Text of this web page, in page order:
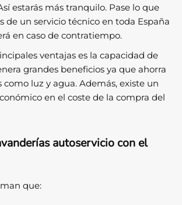
estarás más tranquilo. Pase lo que
de un servicio técnico en toda España
en caso de contratiempo.
ventajas es la capacidad de
grandes beneficios ya que ahorra
como luz y agua. Además, existe un
en el coste de la compra del
autoservicio con el
que: